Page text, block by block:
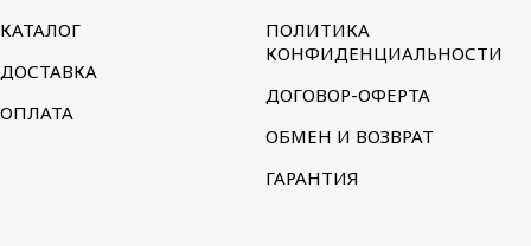
КАТАЛОГ
ДОСТАВКА
ОПЛАТА
ПОЛИТИКА
КОНФИДЕНЦИАЛЬНОСТИ
ДОГОВОР-ОФЕРТА
ОБМЕН И ВОЗВРАТ
ГАРАНТИЯ